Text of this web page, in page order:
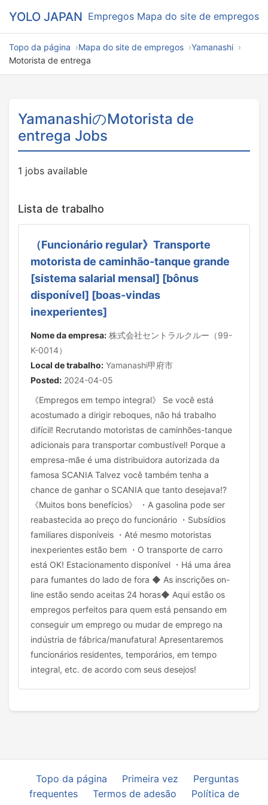
YOLO JAPAN Empregos Mapa do site de empregos
Topo da página Mapa do site de empregos
Yamanashi
Motorista de entrega
YamanashiのMotorista de
entrega Jobs
1 jobs available
Lista de trabalho
（Funcionário regular》Transporte
motorista de caminhão-tanque grande
[sistema salarial mensal] [bônus
disponível] [boas-vindas
inexperientes]
Nome da empresa: 株式会社セントラルクルー（99-
K-0014）
Local de trabalho: Yamanashi甲府市
Posted: 2024-04-05
《Empregos em tempo integral》 Se você está
acostumado a dirigir reboques, não há trabalho
difícil! Recrutando motoristas de caminhões-tanque
adicionais para transportar combustível! Porque a
empresa-mãe é uma distribuidora autorizada da
famosa SCANIA Talvez você também tenha a
chance de ganhar o SCANIA que tanto desejava!?
《Muitos bons benefícios》 ・A gasolina pode ser
reabastecida ao preço do funcionário ・Subsídios
familiares disponíveis ・Até mesmo motoristas
inexperientes estão bem ・O transporte de carro
está OK! Estacionamento disponível ・Há uma área
para fumantes do lado de fora ◆ As inscrições on-
line estão sendo aceitas 24 horas◆ Aqui estão os
empregos perfeitos para quem está pensando em
conseguir um emprego ou mudar de emprego na
indústria de fábrica/manufatura! Apresentaremos
funcionários residentes, temporários, em tempo
integral, etc. de acordo com seus desejos!
Topo da página Primeira vez
Perguntas
frequentes
Termos de adesão
Política de